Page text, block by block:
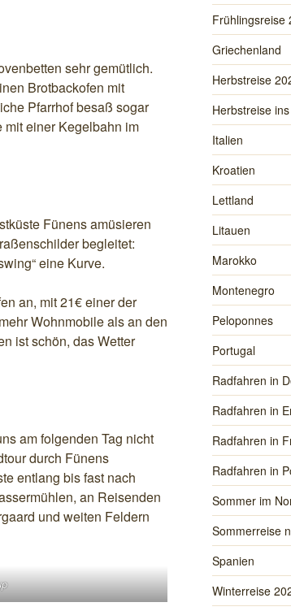
sehr gemütlich.
Brotbackofen mit
Pfarrhof besaß sogar
mit einer Kegelbahn im
Fünens amüsieren
begleitet:
eine Kurve.
an, mit 21€ einer der
Wohnmobile als an den
ist schön, das Wetter
am folgenden Tag nicht
durch Fünens
entlang bis fast nach
an Reisenden
und weiten Feldern
Frühlingsreise
Griechenland
Herbstreise
Herbstreise
Italien
Kroatien
Lettland
Litauen
Marokko
Montenegro
Peloponnes
Portugal
Radfahren in
Radfahren in
Radfahren in
Radfahren in
Sommer im
Sommerreise
Spanien
Winterreise